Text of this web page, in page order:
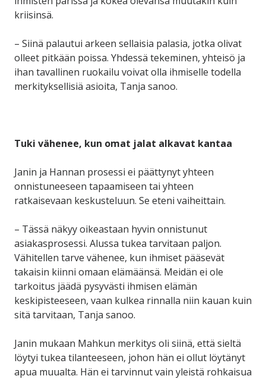
kriisinsä.
– Siinä palautui arkeen sellaisia palasia, jotka olivat
olleet pitkään poissa. Yhdessä tekeminen, yhteisö ja
ihan tavallinen ruokailu voivat olla ihmiselle todella
merkityksellisiä asioita, Tanja sanoo.
Tuki vähenee, kun omat jalat alkavat kantaa
Janin ja Hannan prosessi ei päättynyt yhteen
onnistuneeseen tapaamiseen tai yhteen
ratkaisevaan keskusteluun. Se eteni vaiheittain.
– Tässä näkyy oikeastaan hyvin onnistunut
asiakasprosessi. Alussa tukea tarvitaan paljon.
Vähitellen tarve vähenee, kun ihmiset pääsevät
takaisin kiinni omaan elämäänsä. Meidän ei ole
tarkoitus jäädä pysyvästi ihmisen elämän
keskipisteeseen, vaan kulkea rinnalla niin kauan kuin
sitä tarvitaan, Tanja sanoo.
Janin mukaan Mahkun merkitys oli siinä, että sieltä
löytyi tukea tilanteeseen, johon hän ei ollut löytänyt
apua muualta. Hän ei tarvinnut vain yleistä rohkaisua